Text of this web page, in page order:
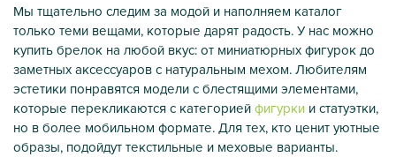
Мы тщательно следим за модой и наполняем каталог
только теми вещами, которые дарят радость. У нас можно
купить брелок на любой вкус: от миниатюрных фигурок до
заметных аксессуаров с натуральным мехом. Любителям
эстетики понравятся модели с блестящими элементами,
которые перекликаются с категориейфигурки и статуэтки,
но в более мобильном формате. Для тех, кто ценит уютные
образы, подойдут текстильные и меховые варианты.